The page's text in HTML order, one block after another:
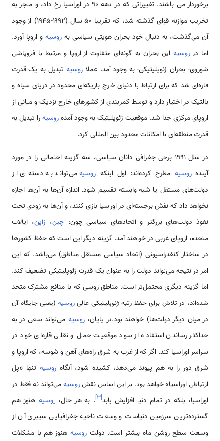
برخوردار می باشند. تغییراتی که در دهه 90 در اوراسیا رخ داد، و منجر به
تخریب موازنه قوای گذشته شد، که تقریبا 50 سال (1992-1945) از وجود
آن می‌گذشت، به دنبال خود بحران هویتی سیاسی به روسیه و اروپا آورد.
اما درروسیه این بحران به گونه‌ای متفاوت از اروپا و مرتبط با فروپاشی
شوروی- بحران ژئوپلیتیکی- به وجود آمد. عملا روسیهتبدیل به یک قدرت
قاره‌ای شد که برای ارتباط با دنیای خارج باریکه‌ای محدود در دریای سیاه و
بالتیک در اختیار دارد و توسط کمربندی از کشور‌های خارج نزدیک و میانی از
اروپای مرکزی جدا شد. موقعیت ژئوپلیتیک به وجود آمدهروسیهرا تبدیل به
قدرت منطقه‌ای با امکانات محدود بین المللی کرد.
در سال 1991 برخی جغرافی دانان سیاسی، سه گزینه احتمالی را در مورد
آیندهروسیه مطرح کرده‌اند: اول اینکه روسیهمی‌تواند به دسته‌ای از
دولت‌های مستقل یا شبه وابسته تقسیم شود. اندازه آن‌ها به آن‌ها اجازه
نخواهد داد که نقش برجسته‌ای در اوراسیا بازی کنند، و آن‌ها به زودی تحت
نفوذ دولت‌های بزرگتر و اتحاد‌های سیاسی چون: چین، ژاپن، ایالات
متحده، اروپای غربی در خواهند آمد. گزینه دیگر این است که حفظ کشور‌ها
در ساختار کنفدراسیونی (اتحاد سیاسی مستقل مناطق) می‌باشد. که این
امر در نتیجه می‌تواند دولت را به عنوان یک قدرت ژئوپلیتیکی تضعیف کند.
اما گزینه دیگری محتمل‌‌تر است. مناطق روسی که با منافع مشترک متحد
شده‌اند، در تلاش برای حفظ رتبه ژئوپلیتیکی عالیروسیه (یعنی جایگاه آن
در میان دیگر دولت‌ها) خواهند بود.در پایان،روسیه می‌تواند سعی در به
حداکثر رساندن استفاده از سود موقعیت حمل و نقلی قاره‌ای خود در
سراسر اوراسیا کند. اگر که از غرب به شرق راه‌های آهن و شوسه، که اروپا و
شرق دور را به هم پیوند می‌دهد، کشیده شود، آنگاهروسیه تنها «پل
ارتباطی اوراسیا» خواهد بود. بر این اساس نقشروسیهمی‌تواند نه فقط در
اوراسیا، بلکه در تمام دنیا افزایش یابد[۳]. به هر حال،روسیه هنوز هم
گسترده‌‌ترین سرزمین دنیاست و وسعت ناحیه جغرافیایی سیبری آن از
وسعت سطح روشن ماه بیشتر است. دولتروسیه هنوز هم با مشکلات